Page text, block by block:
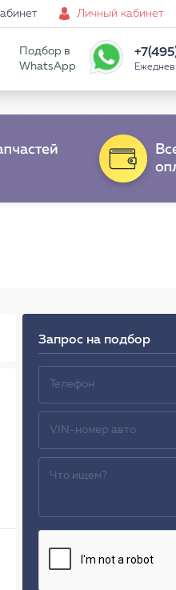
Личный кабинет
Подбор в
WhatsApp
Запрос на подбор